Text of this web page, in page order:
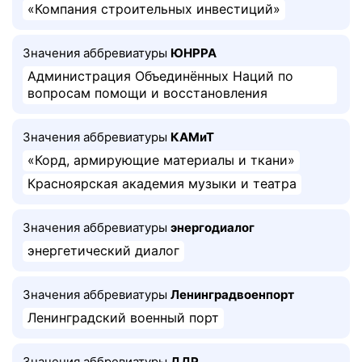
«Компания строительных инвестиций»
Значения аббревиатуры ЮНРРА
Администрация Объединённых Наций по
вопросам помощи и восстановления
Значения аббревиатуры КАМиТ
«Корд, армирующие материалы и ткани»
Красноярская академия музыки и театра
Значения аббревиатуры энергодиалог
энергетический диалог
Значения аббревиатуры Ленинградвоенпорт
Ленинградский военный порт